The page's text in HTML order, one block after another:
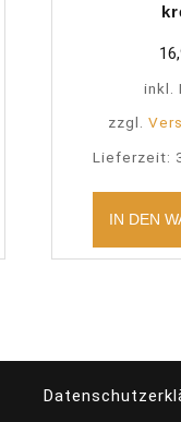
inkl.
zzgl.
Lieferzeit:
IN DEN